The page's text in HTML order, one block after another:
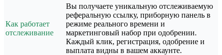
Как работает
отслеживание
Вы получаете уникальную отслеживаемую
реферальную ссылку, приборную панель в
режиме реального времени и
маркетинговый набор при одобрении.
Каждый клик, регистрация, одобрение и
выплата видны в вашем аккаунте.